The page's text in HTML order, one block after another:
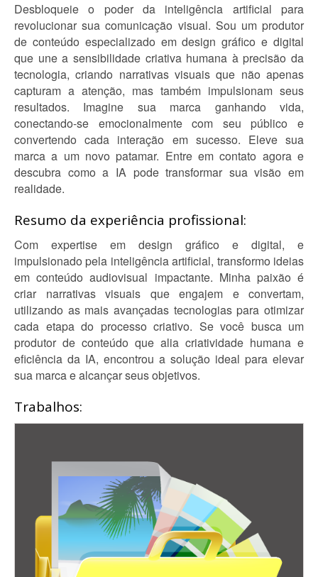
Desbloqueie o poder da inteligência artificial para
revolucionar sua comunicação visual. Sou um produtor
de conteúdo especializado em design gráfico e digital
que une a sensibilidade criativa humana à precisão da
tecnologia, criando narrativas visuais que não apenas
capturam a atenção, mas também impulsionam seus
resultados. Imagine sua marca ganhando vida,
conectando-se emocionalmente com seu público e
convertendo cada interação em sucesso. Eleve sua
marca a um novo patamar. Entre em contato agora e
descubra como a IA pode transformar sua visão em
realidade.
Resumo da experiência profissional:
Com expertise em design gráfico e digital, e
impulsionado pela inteligência artificial, transformo ideias
em conteúdo audiovisual impactante. Minha paixão é
criar narrativas visuais que engajem e convertam,
utilizando as mais avançadas tecnologias para otimizar
cada etapa do processo criativo. Se você busca um
produtor de conteúdo que alia criatividade humana e
eficiência da IA, encontrou a solução ideal para elevar
sua marca e alcançar seus objetivos.
Trabalhos: